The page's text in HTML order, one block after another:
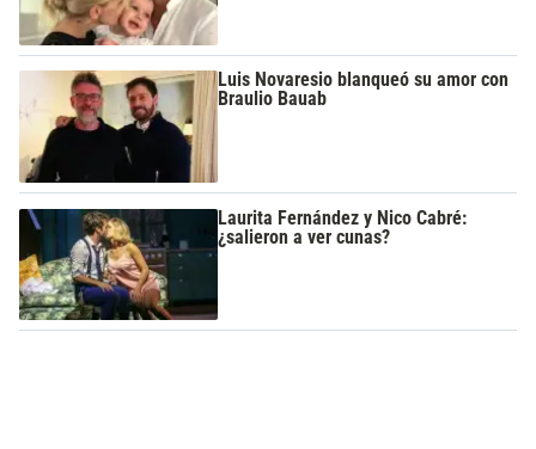
Luis Novaresio blanqueó su amor con
Braulio Bauab
Laurita Fernández y Nico Cabré:
¿salieron a ver cunas?